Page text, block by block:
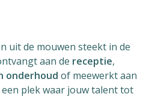
Perron
Helios
uit de mouwen steekt in de
aan de receptie,
onderhoud of meewerkt aan
een plek waar jouw talent tot